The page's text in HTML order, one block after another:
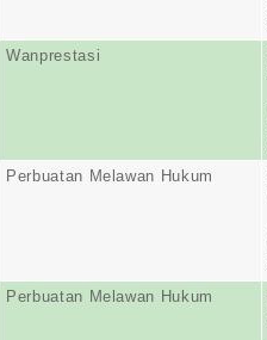
Wanprestasi
Perbuatan Melawan Hukum
Perbuatan Melawan Hukum